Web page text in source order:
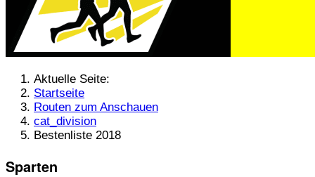
Aktuelle Seite:
Startseite
Routen zum Anschauen
cat_division
Bestenliste 2018
Sparten